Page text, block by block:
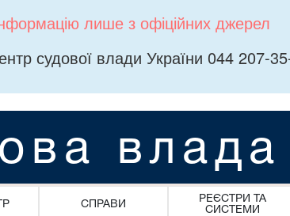
лише з офіційних джерел
судової влади України 044 207-
влада
СПРАВИ
РЕЄСТРИ ТА
СИСТЕМИ